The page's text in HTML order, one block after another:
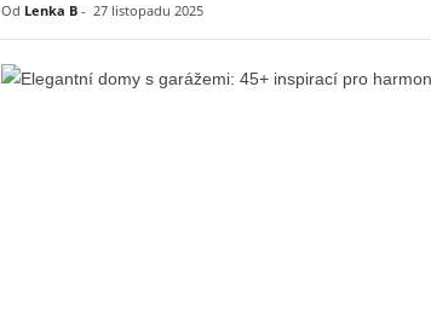
Od Lenka B- 27 listopadu 2025